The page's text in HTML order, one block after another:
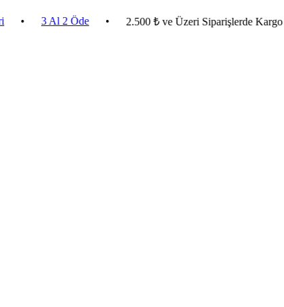
3 Al 2 Öde • 2.500 ₺ ve Üzeri Siparişlerde Kargo Bedava